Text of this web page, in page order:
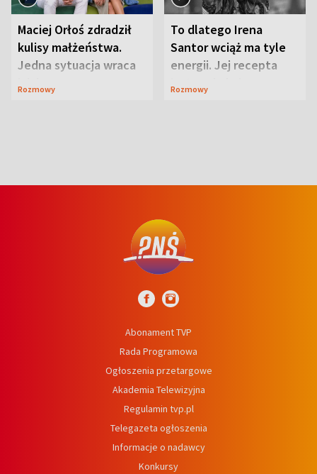
Maciej Orłoś zdradził
kulisy małżeństwa.
Jedna sytuacja wraca
jak bumerang
Rozmowy
To dlatego Irena
Santor wciąż ma tyle
energii. Jej recepta
jest zaskakująco
Rozmowy
Abonament TVP
Rada Programowa
Ogłoszenia przetargowe
Akademia Telewizyjna
Regulamin tvp.pl
Telegazeta ogłoszenia
Informacje o nadawcy
Konkursy